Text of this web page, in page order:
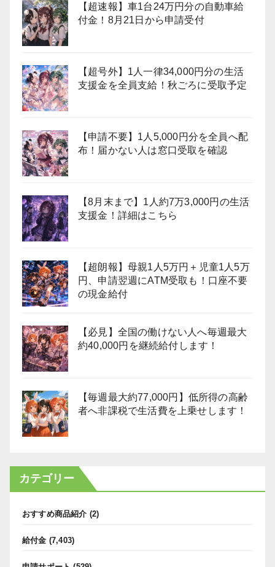
【超速報】車1台24万円分の自動車給
付金！8月21日から申請受付
【超号外】1人一律34,000円分の生活
支援金を全員支給！秋ごろに受取予定
【申請不要】1人5,000円分を全員へ配
布！届かない人は窓口受取を確認
【8月末まで】1人約7万3,000円の生活
支援金！詳細はこちら
【超朗報】母親1人5万円＋児童1人5万
円、申請翌週にATM受取も！口座不要
の現金給付
【必見】全国の働けない人へ毎週最大
約40,000円を継続給付します！
【毎週最大約77,000円】低所得の高齢
者へ非課税で生活費を上乗せします！
カテゴリー
おすすめ商品紹介 (2)
給付金 (7,403)